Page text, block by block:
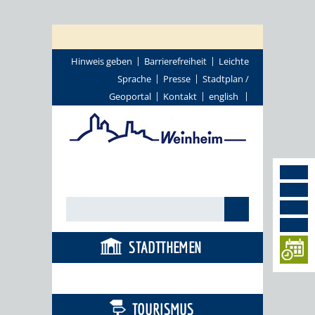
Hinweis geben Barrierefreiheit
Leichte
Sprache
Presse
Stadtplan /
Geoportal
Kontakt english
STADTTHEMEN
TOURISMUS